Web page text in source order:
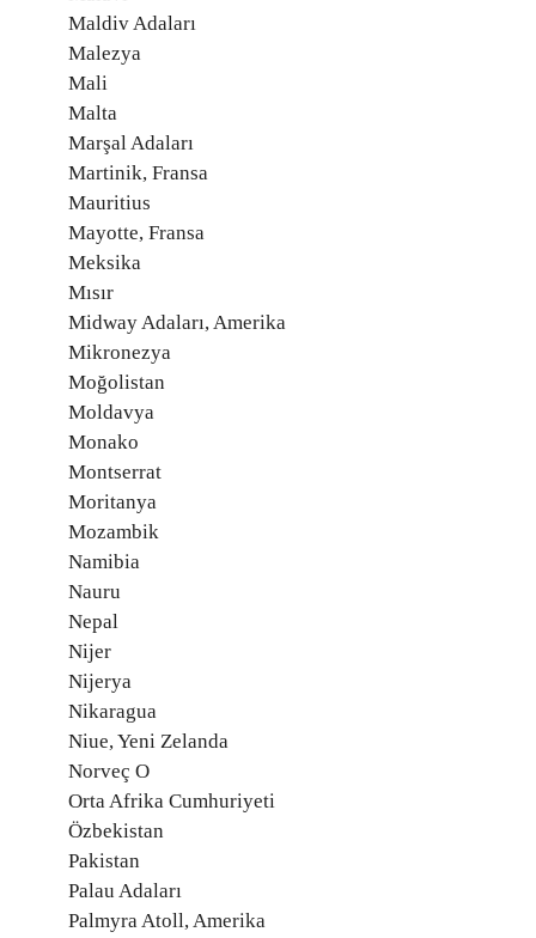
Maldiv Adaları
Malezya
Mali
Malta
Marşal Adaları
Martinik, Fransa
Mauritius
Mayotte, Fransa
Meksika
Mısır
Midway Adaları, Amerika
Mikronezya
Moğolistan
Moldavya
Monako
Montserrat
Moritanya
Mozambik
Namibia
Nauru
Nepal
Nijer
Nijerya
Nikaragua
Niue, Yeni Zelanda
Norveç O
Orta Afrika Cumhuriyeti
Özbekistan
Pakistan
Palau Adaları
Palmyra Atoll, Amerika